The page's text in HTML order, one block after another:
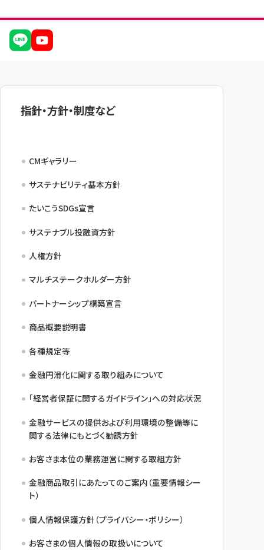
指針・方針・制度など
CMギャラリー
サステナビリティ基本方針
たいこうSDGs宣言
サステナブル投融資方針
人権方針
マルチステークホルダー方針
パートナーシップ構築宣言
商品概要説明書
各種規定等
金融円滑化に関する取り組みについて
「経営者保証に関するガイドライン」への対応状況
金融サービスの提供および利用環境の整備等に
関する法律にもとづく勧誘方針
お客さま本位の業務運営に関する取組方針
金融商品取引にあたってのご案内（重要情報シー
ト）
個人情報保護方針（プライバシー・ポリシー）
お客さまの個人情報の取扱いについて